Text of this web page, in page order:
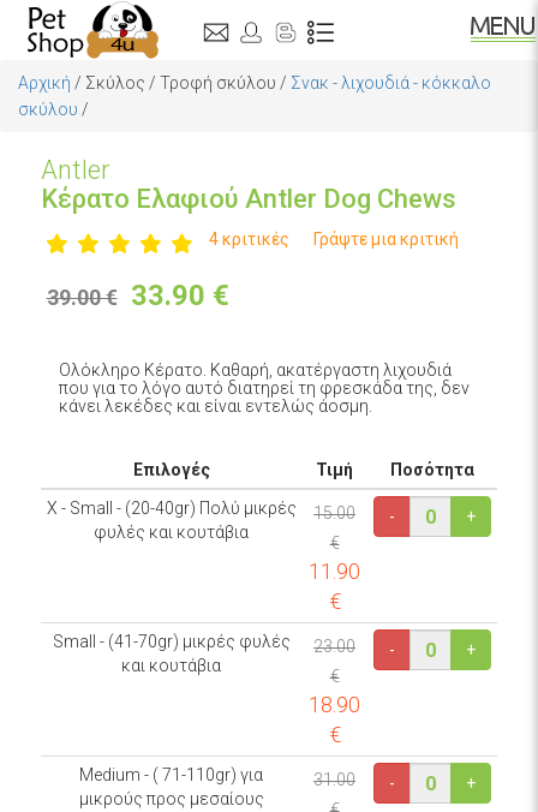
Αρχική / Σκύλος / Τροφή σκύλου / Σνακ - λιχουδιά - κόκκαλο
σκύλου /
Antler
Κέρατο Ελαφιού Antler Dog Chews
4 κριτικές Γράψτε μια κριτική
39.00 € 33.90 €
Ολόκληρο Κέρατο. Καθαρή, ακατέργαστη λιχουδιά
που για το λόγο αυτό διατηρεί τη φρεσκάδα της, δεν
κάνει λεκέδες και είναι εντελώς άοσμη.
Επιλογές Τιμή
Ποσότητα
Χ - Small - (20-40gr) Πολύ μικρές
φυλές και κουτάβια
15.00
€
11.90
€
- +
Small - (41-70gr) μικρές φυλές
και κουτάβια
23.00
€
18.90
€
- +
Medium - ( 71-110gr) για
μικρούς προς μεσαίους
31.00
- +